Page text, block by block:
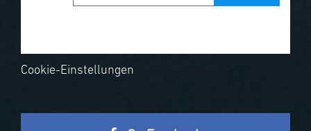
Cookie-Einstellungen